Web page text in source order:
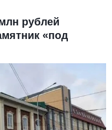
рублей
«под